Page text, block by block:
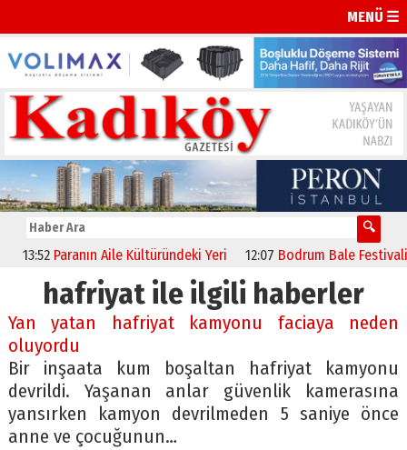
MENÜ ☰
Paranın Aile Kültüründeki Yeri 12:07 Bodrum Bale Festivali,
hafriyat ile ilgili haberler
Yan yatan hafriyat kamyonu faciaya neden
oluyordu
Bir inşaata kum boşaltan hafriyat kamyonu
devrildi. Yaşanan anlar güvenlik kamerasına
yansırken kamyon devrilmeden 5 saniye önce
anne ve çocuğunun…